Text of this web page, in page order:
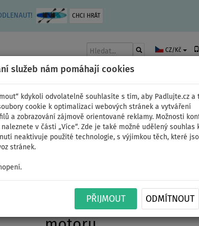
CHCI HRÁT
služeb nám pomáhají cookies
kdykoli odvolatelně souhlasíte s tím, aby Padlujte.cz a
cookie k optimalizaci webových stránek a vytváření
a zobrazování zájmově orientované reklamy. Možnosti
v části „Více“. Zde je také možné udělený souhlas
neaktivuje použité technologie, s výjimkou těch, které
stránek.
PŘIJMOUT ODMÍTNOUT
CZ/Kč
A MOTORY PÁDLA PLACHTY OBLEČENÍ
Člun GLADIATOR
člun s vysokotlakou